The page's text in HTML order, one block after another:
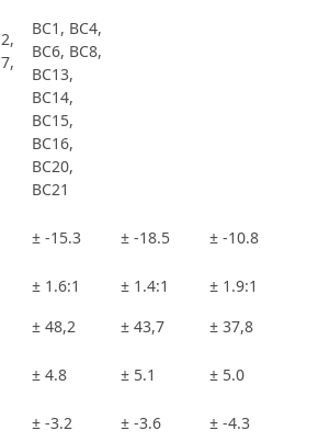
BC1, BC4,
BC6, BC8,
BC13,
BC14,
BC15,
BC16,
BC20,
BC21
± -15.3 ± -18.5 ± -10.8
± 1.6:1 ± 1.4:1 ± 1.9:1
± 48,2 ± 43,7 ± 37,8
± 4.8 ± 5.1 ± 5.0
± -3.2 ± -3.6 ± -4.3